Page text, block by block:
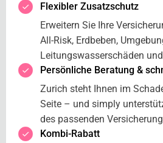
Flexibler Zusatzschutz
Erweitern Sie Ihre
All-Risk, Erdbeben,
Leitungswasserschäden
Persönliche Beratung &
Zurich steht Ihnen im
Seite – und simply
des passenden
Kombi-Rabatt